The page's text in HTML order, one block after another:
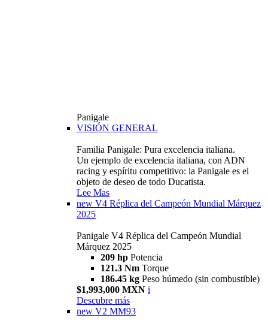
Panigale
VISIÓN GENERAL
Familia Panigale: Pura excelencia italiana.
Un ejemplo de excelencia italiana, con ADN
racing y espíritu competitivo: la Panigale es el
objeto de deseo de todo Ducatista.
Lee Mas
new V4 Réplica del Campeón Mundial Márquez
2025
Panigale V4 Réplica del Campeón Mundial
Márquez 2025
209 hp Potencia
121.3 Nm Torque
186.45 kg Peso húmedo (sin combustible)
$1,993,000 MXN i
Descubre más
new V2 MM93